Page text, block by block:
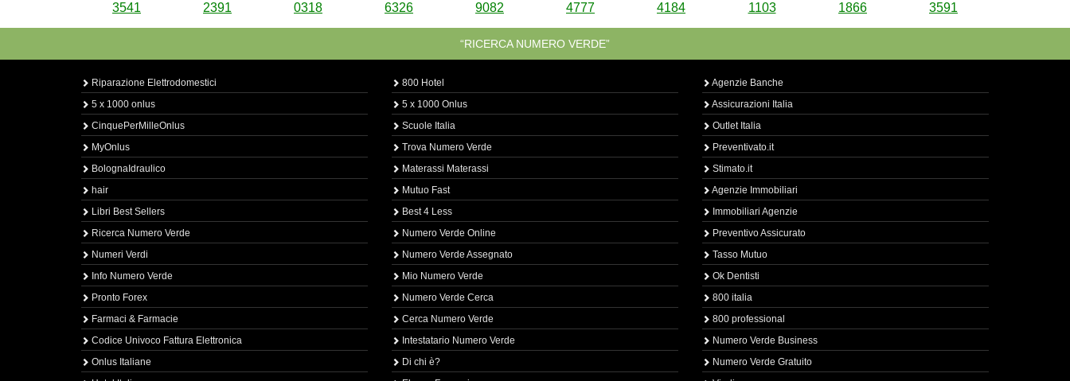
3541 2391 0318 6326 9082 4777 4184 1103 1866 3591
“RICERCA NUMERO VERDE”
Riparazione Elettrodomestici
5 x 1000 onlus
CinquePerMilleOnlus
MyOnlus
BolognaIdraulico
hair
Libri Best Sellers
Ricerca Numero Verde
Numeri Verdi
Info Numero Verde
Pronto Forex
Farmaci & Farmacie
Codice Univoco Fattura Elettronica
Onlus Italiane
800 Hotel
5 x 1000 Onlus
Scuole Italia
Trova Numero Verde
Materassi Materassi
Mutuo Fast
Best 4 Less
Numero Verde Online
Numero Verde Assegnato
Mio Numero Verde
Numero Verde Cerca
Cerca Numero Verde
Intestatario Numero Verde
Di chi è?
Agenzie Banche
Assicurazioni Italia
Outlet Italia
Preventivato.it
Stimato.it
Agenzie Immobiliari
Immobiliari Agenzie
Preventivo Assicurato
Tasso Mutuo
Ok Dentisti
800 italia
800 professional
Numero Verde Business
Numero Verde Gratuito